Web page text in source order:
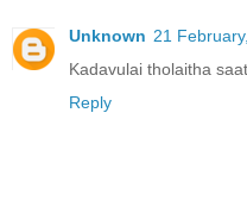
Unknown 21
Kadavulai tholaitha
Reply